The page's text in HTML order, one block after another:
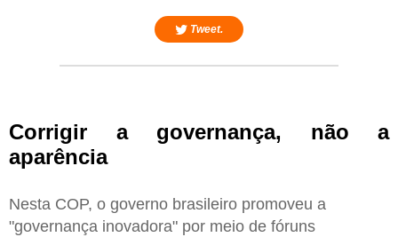
Tweet.
Corrigir a governança, não a
aparência
Nesta COP, o governo brasileiro promoveu a
"governança inovadora" por meio de fóruns